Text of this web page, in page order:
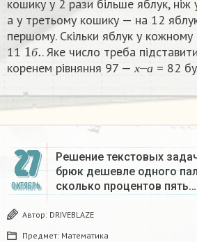
кошику у 2 рази більше яблук,
а у третьому кошику — на 12
першому. Скільки яблук у кожному
11
б
1б.
. Яке число треба
коренем рівняння 97 —х а
х–
а
= 82
27
ОКТЯБРЬ
Решение текстовых
брюк дешевле одного
сколько процентов пять…
Автор: DRIVEBLAZE
Предмет: Математика